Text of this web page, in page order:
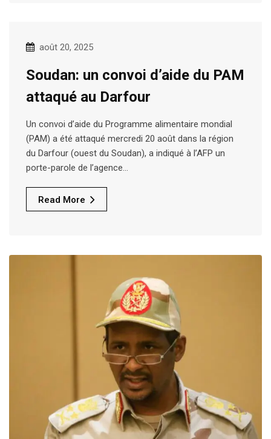
août 20, 2025
Soudan: un convoi d’aide du PAM
attaqué au Darfour
Un convoi d’aide du Programme alimentaire mondial
(PAM) a été attaqué mercredi 20 août dans la région
du Darfour (ouest du Soudan), a indiqué à l’AFP un
porte-parole de l’agence…
Read More